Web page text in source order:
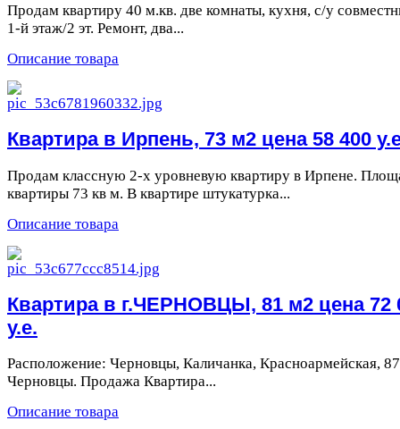
Продам квартиру 40 м.кв. две комнаты, кухня, с/у
1-й этаж/2 эт. Ремонт, два...
Описание товара
Квартира в Ирпень, 73 м2 цена 58 400
Продам классную 2-х уровневую квартиру в Ирпене.
квартиры 73 кв м. В квартире штукатурка...
Описание товара
Квартира в г.ЧЕРНОВЦЫ, 81 м2 цена 72
у.е.
Расположение: Черновцы, Каличанка, Красноармейская,
Черновцы. Продажа Квартира...
Описание товара